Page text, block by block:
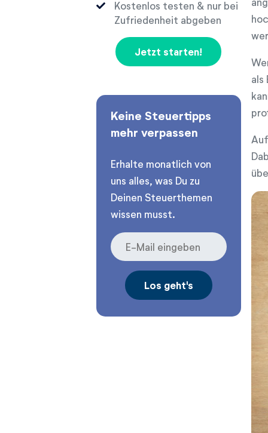
Kostenlos testen & nur bei
Zufriedenheit abgeben
Jetzt starten!
Keine Steuertipps
mehr verpassen
Erhalte monatlich von
uns alles, was Du zu
Deinen Steuerthemen
wissen musst.
als